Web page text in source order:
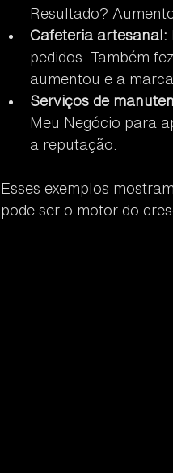
Resultado?
Cafeteria artesanal:
pedidos. Também
aumentou e a
Serviços de
Meu Negócio para
a reputação.
Esses exemplos
pode ser o motor do